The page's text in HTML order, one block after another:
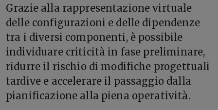
Grazie alla rappresentazione virtuale
delle configurazioni e delle dipendenze
tra i diversi componenti, è possibile
individuare criticità in fase preliminare,
ridurre il rischio di modifiche progettuali
tardive e accelerare il passaggio dalla
pianificazione alla piena operatività.